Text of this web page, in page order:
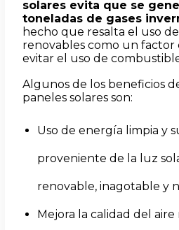
solares evita que se
toneladas de gases
hecho que resalta el uso
renovables como un
evitar el uso de
Algunos de los beneficios
paneles solares son:
Uso de energía limpia y
proveniente de la luz
renovable, inagotable y
Mejora la calidad del